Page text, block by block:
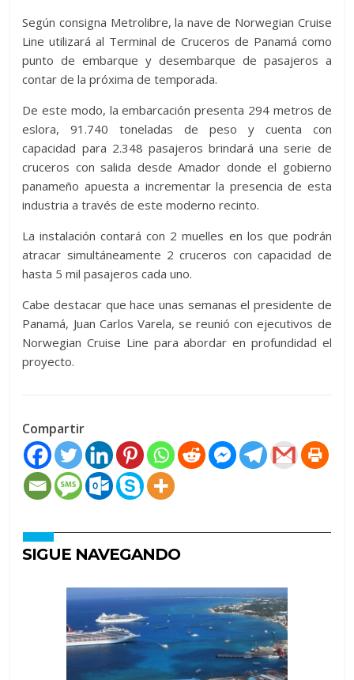
Según consigna Metrolibre, la nave de Norwegian Cruise
Line utilizará al Terminal de Cruceros de Panamá como
punto de embarque y desembarque de pasajeros a
contar de la próxima de temporada.
De este modo, la embarcación presenta 294 metros de
eslora, 91.740 toneladas de peso y cuenta con
capacidad para 2.348 pasajeros brindará una serie de
cruceros con salida desde Amador donde el gobierno
panameño apuesta a incrementar la presencia de esta
industria a través de este moderno recinto.
La instalación contará con 2 muelles en los que podrán
atracar simultáneamente 2 cruceros con capacidad de
hasta 5 mil pasajeros cada uno.
Cabe destacar que hace unas semanas el presidente de
Panamá, Juan Carlos Varela, se reunió con ejecutivos de
Norwegian Cruise Line para abordar en profundidad el
proyecto.
Compartir
SIGUE NAVEGANDO